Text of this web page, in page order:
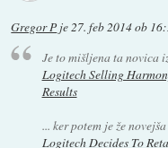
Gregor P je27. feb 2014 ob
Je to mišljena ta novica
Logitech Selling
Results
... ker potem je že
Logitech Decides To